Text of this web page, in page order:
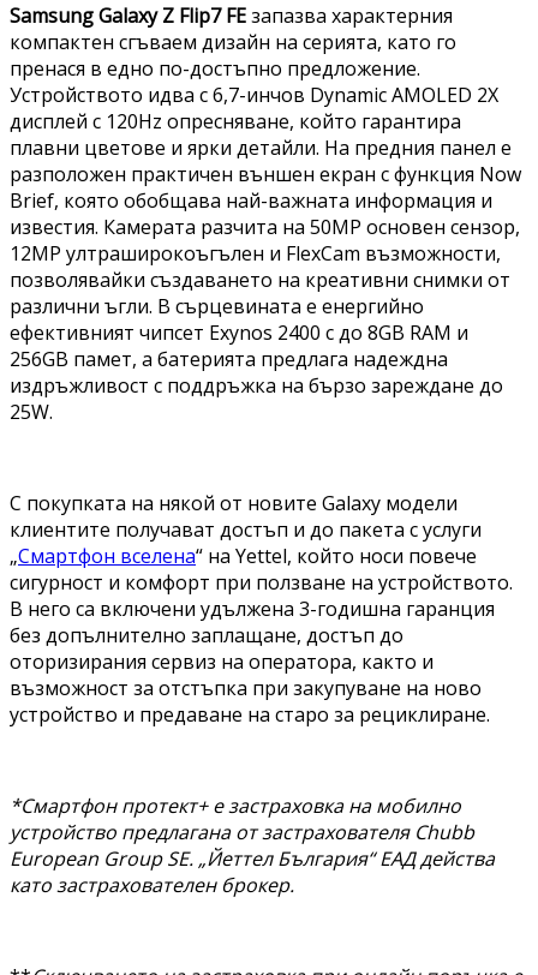
Samsung Galaxy Z Flip7 FEзапазва характерния
компактен сгъваем дизайн на серията, като го
пренася в едно по-достъпно предложение.
Устройството идва с 6,7-инчов Dynamic AMOLED 2X
дисплей с 120Hz опресняване, който гарантира
плавни цветове и ярки детайли. На предния панел е
разположен практичен външен екран с функция Now
Brief, която обобщава най-важната информация и
известия. Камерата разчита на 50MP основен сензор,
12MP ултраширокоъгълен и FlexCam възможности,
позволявайки създаването на креативни снимки от
различни ъгли. В сърцевината е енергийно
ефективният чипсет Exynos 2400 с до 8GB RAM и
256GB памет, а батерията предлага надеждна
издръжливост с поддръжка на бързо зареждане до
25W.
С покупката на някой от новите Galaxy модели
клиентите получават достъп и до пакета с услуги
„Смартфон вселена“ на Yettel, който носи повече
сигурност и комфорт при ползване на устройството.
В него са включени удължена 3-годишна гаранция
без допълнително заплащане, достъп до
оторизирания сервиз на оператора, както и
възможност за отстъпка при закупуване на ново
устройство и предаване на старо за рециклиране.
*Смартфон протект+ е застраховка на мобилно
устройство предлагана от застрахователя Chubb
European Group SE. „Йеттел България“ ЕАД действа
като застрахователен брокер.